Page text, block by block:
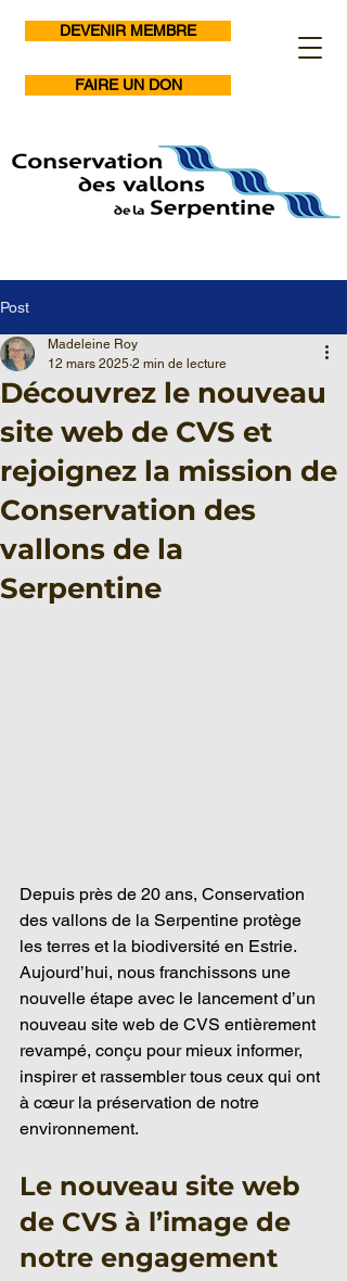
FAIRE UN DON
DEVENIR MEMBRE
Post
Découvrez le nouveau
site web de CVS et
rejoignez la mission de
Conservation des
vallons de la
Serpentine
Madeleine Roy
12 mars 2025 2 min de lecture
Depuis près de 20 ans, Conservation
des vallons de la Serpentine protège
les terres et la biodiversité en Estrie.
Aujourd’hui, nous franchissons une
nouvelle étape avec le lancement d’un
nouveau site web de CVS entièrement
revampé, conçu pour mieux informer,
inspirer et rassembler tous ceux qui ont
à cœur la préservation de notre
environnement.
Le nouveau site web
de CVS à l’image de
notre engagement